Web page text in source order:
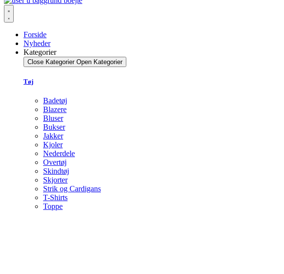
Forside
Nyheder
Kategorier
Close Kategorier Open Kategorier
Tøj
Badetøj
Blazere
Bluser
Bukser
Jakker
Kjoler
Nederdele
Overtøj
Skindtøj
Skjorter
Strik og Cardigans
T-Shirts
Toppe